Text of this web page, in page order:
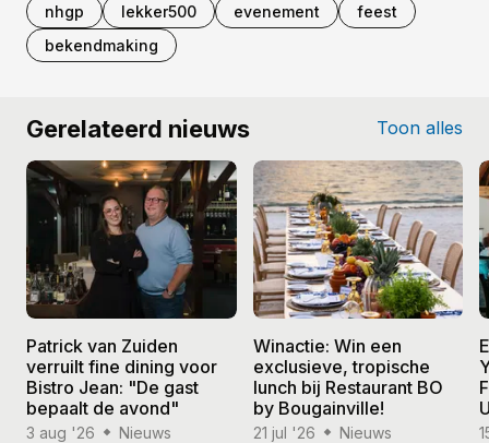
nhgp lekker500 evenement
feest
bekendmaking
Gerelateerd nieuws Toon alles
Patrick van Zuiden
verruilt fine dining voor
Bistro Jean: "De gast
bepaalt de avond"
3 aug '26 Nieuws
Winactie: Win een
exclusieve, tropische
lunch bij Restaurant BO
by Bougainville!
21 jul '26 Nieuws